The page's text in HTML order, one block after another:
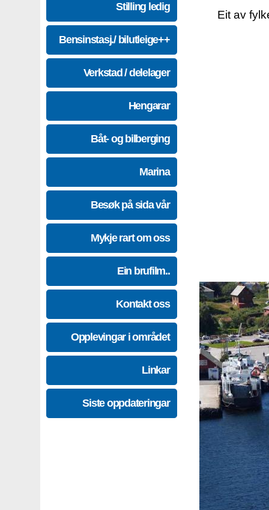
Stilling ledig
Bensinstasj./ bilutleige++
Verkstad / delelager
Hengarar
Båt- og bilberging
Marina
Besøk på sida vår
Mykje rart om oss
Ein brufilm..
Kontakt oss
Opplevingar i området
Linkar
Siste oppdateringar
Eit av